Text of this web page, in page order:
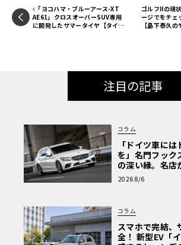
4-2015 インポート・カー・オブ・ザ・
15年の世界・カー・オブ・ザ・イヤーに
「ヨコハマ・ブルーアース-XT
AE61」クロスオーバーSUV専用
に開発したサマータイヤ【タイヤ
ゴルフIIの現
ージでをチ
【島下泰久
注目の記事
コラム
「ドイツ車に
を」名門フック
の深い縁。名店
心と、Cクラス
な走り〈PR〉
2026 8/6
コラム
スマホで完結、
全！ 新型EV「